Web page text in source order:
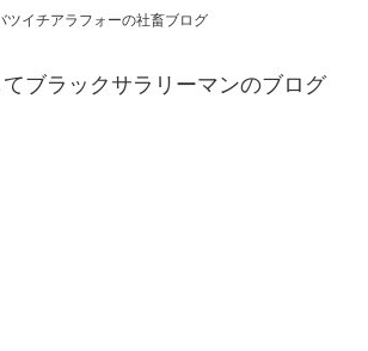
ツイチアラフォーの社畜ブログ
ブラックサラリーマンのブログ